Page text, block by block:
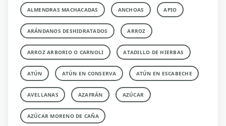
ALMENDRAS MACHACADAS ANCHOAS APIO
ARÁNDANOS DESHIDRATADOS ARROZ
ARROZ ARBORIO O CARNOLI ATADILLO DE HIERBAS
ATÚN ATÚN EN CONSERVA ATÚN EN ESCABECHE
AVELLANAS AZAFRÁN AZÚCAR
AZÚCAR MORENO DE CAÑA